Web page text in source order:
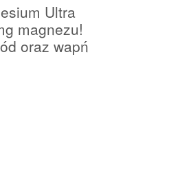
Ultra
magnezu!
oraz wapń